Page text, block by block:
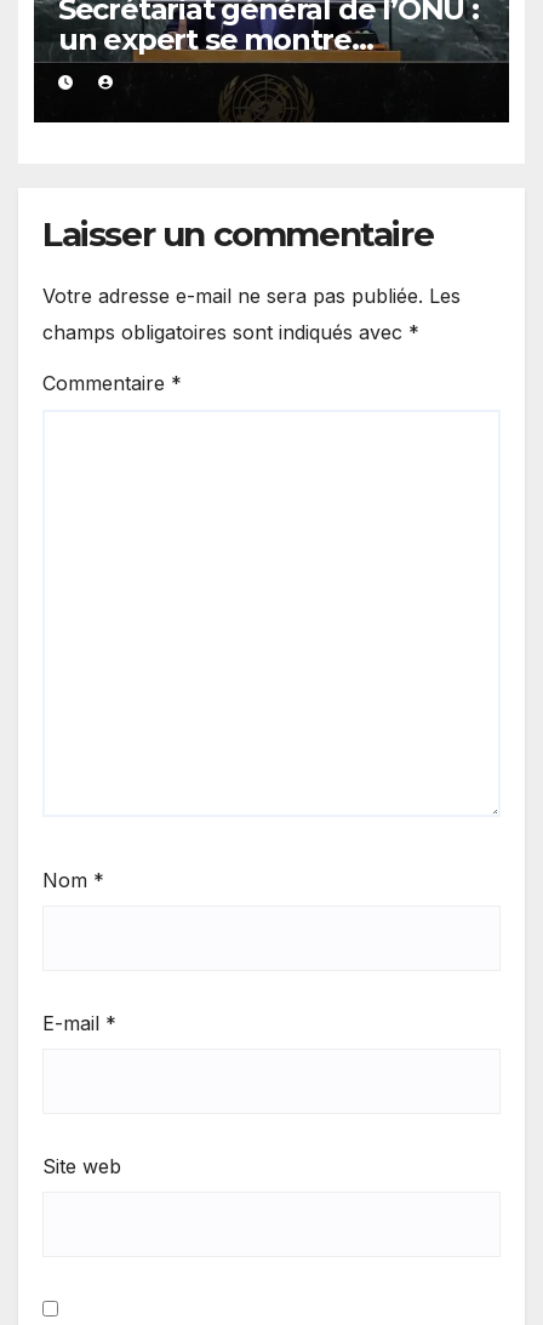
Secrétariat général de l’ONU :
un expert se montre
optimiste quant aux chances
de Macky Sall
Laisser un commentaire
Votre adresse e-mail ne sera pas publiée. Les
champs obligatoires sont indiqués avec *
Commentaire *
Nom *
E-mail *
Site web